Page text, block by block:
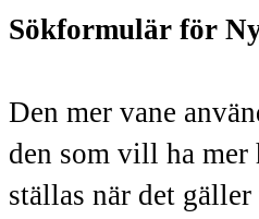
Sökformulär för
Den mer vane
den som vill ha
ställas när det